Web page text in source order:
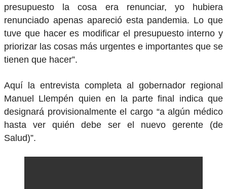
presupuesto la cosa era renunciar, yo hubiera
renunciado apenas apareció esta pandemia. Lo que
tuve que hacer es modificar el presupuesto interno y
priorizar las cosas más urgentes e importantes que se
tienen que hacer”.
Aquí la entrevista completa al gobernador regional
Manuel Llempén quien en la parte final indica que
designará provisionalmente el cargo “a algún médico
hasta ver quién debe ser el nuevo gerente (de
Salud)”.